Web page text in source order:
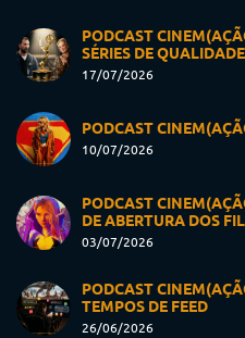
PODCAST
SÉRIES DE QUALIDADE
17/07/2026
PODCAST
10/07/2026
PODCAST
DE ABERTURA DOS
03/07/2026
PODCAST
TEMPOS DE FEED
26/06/2026